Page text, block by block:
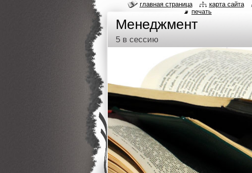
Менеджмент
5 в сессию
главная страница карта сайта
печать